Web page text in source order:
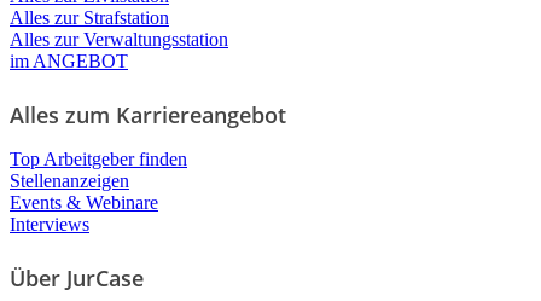
Alles zur Strafstation
Alles zur Verwaltungsstation
im ANGEBOT
Alles zum Karriereangebot
Top Arbeitgeber finden
Stellenanzeigen
Events & Webinare
Interviews
Über JurCase